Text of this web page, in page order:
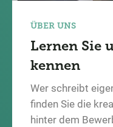
ÜBER UNS
Lernen Sie
kennen
Wer schreibt
finden Sie die
hinter dem